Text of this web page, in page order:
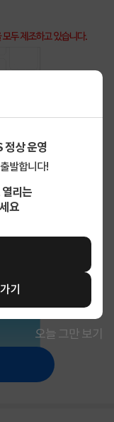
정상 운영
발합니다!
리는
요
기
오늘 그만 보기